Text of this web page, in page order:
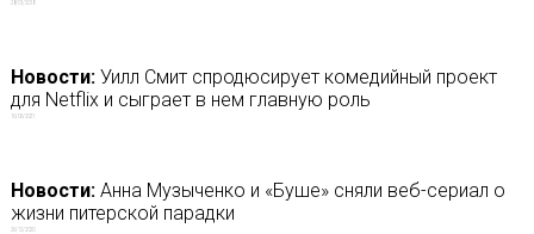
28/01/2018
Новости:Уилл Смит спродюсирует комедийный проект
для Netflix и сыграет в нем главную роль
16/06/2021
Новости:Анна Музыченко и «Буше» сняли веб-сериал о
жизни питерской парадки
26/12/2020